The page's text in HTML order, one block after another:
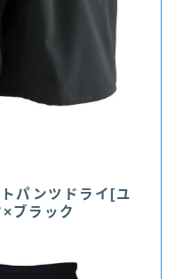
パンツドライ[ユ
ブラック